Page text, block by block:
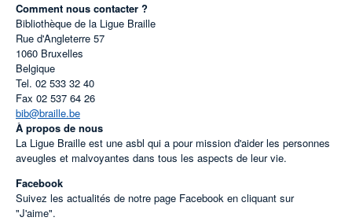
Comment nous contacter ?
Bibliothèque de la Ligue Braille
Rue d'Angleterre 57
1060 Bruxelles
Belgique
Tel. 02 533 32 40
Fax 02 537 64 26
bib@braille.be
À propos de nous
La Ligue Braille est une asbl qui a pour mission d'aider les personnes
aveugles et malvoyantes dans tous les aspects de leur vie.
Facebook
Suivez les actualités de notre page Facebook en cliquant sur
"J'aime".